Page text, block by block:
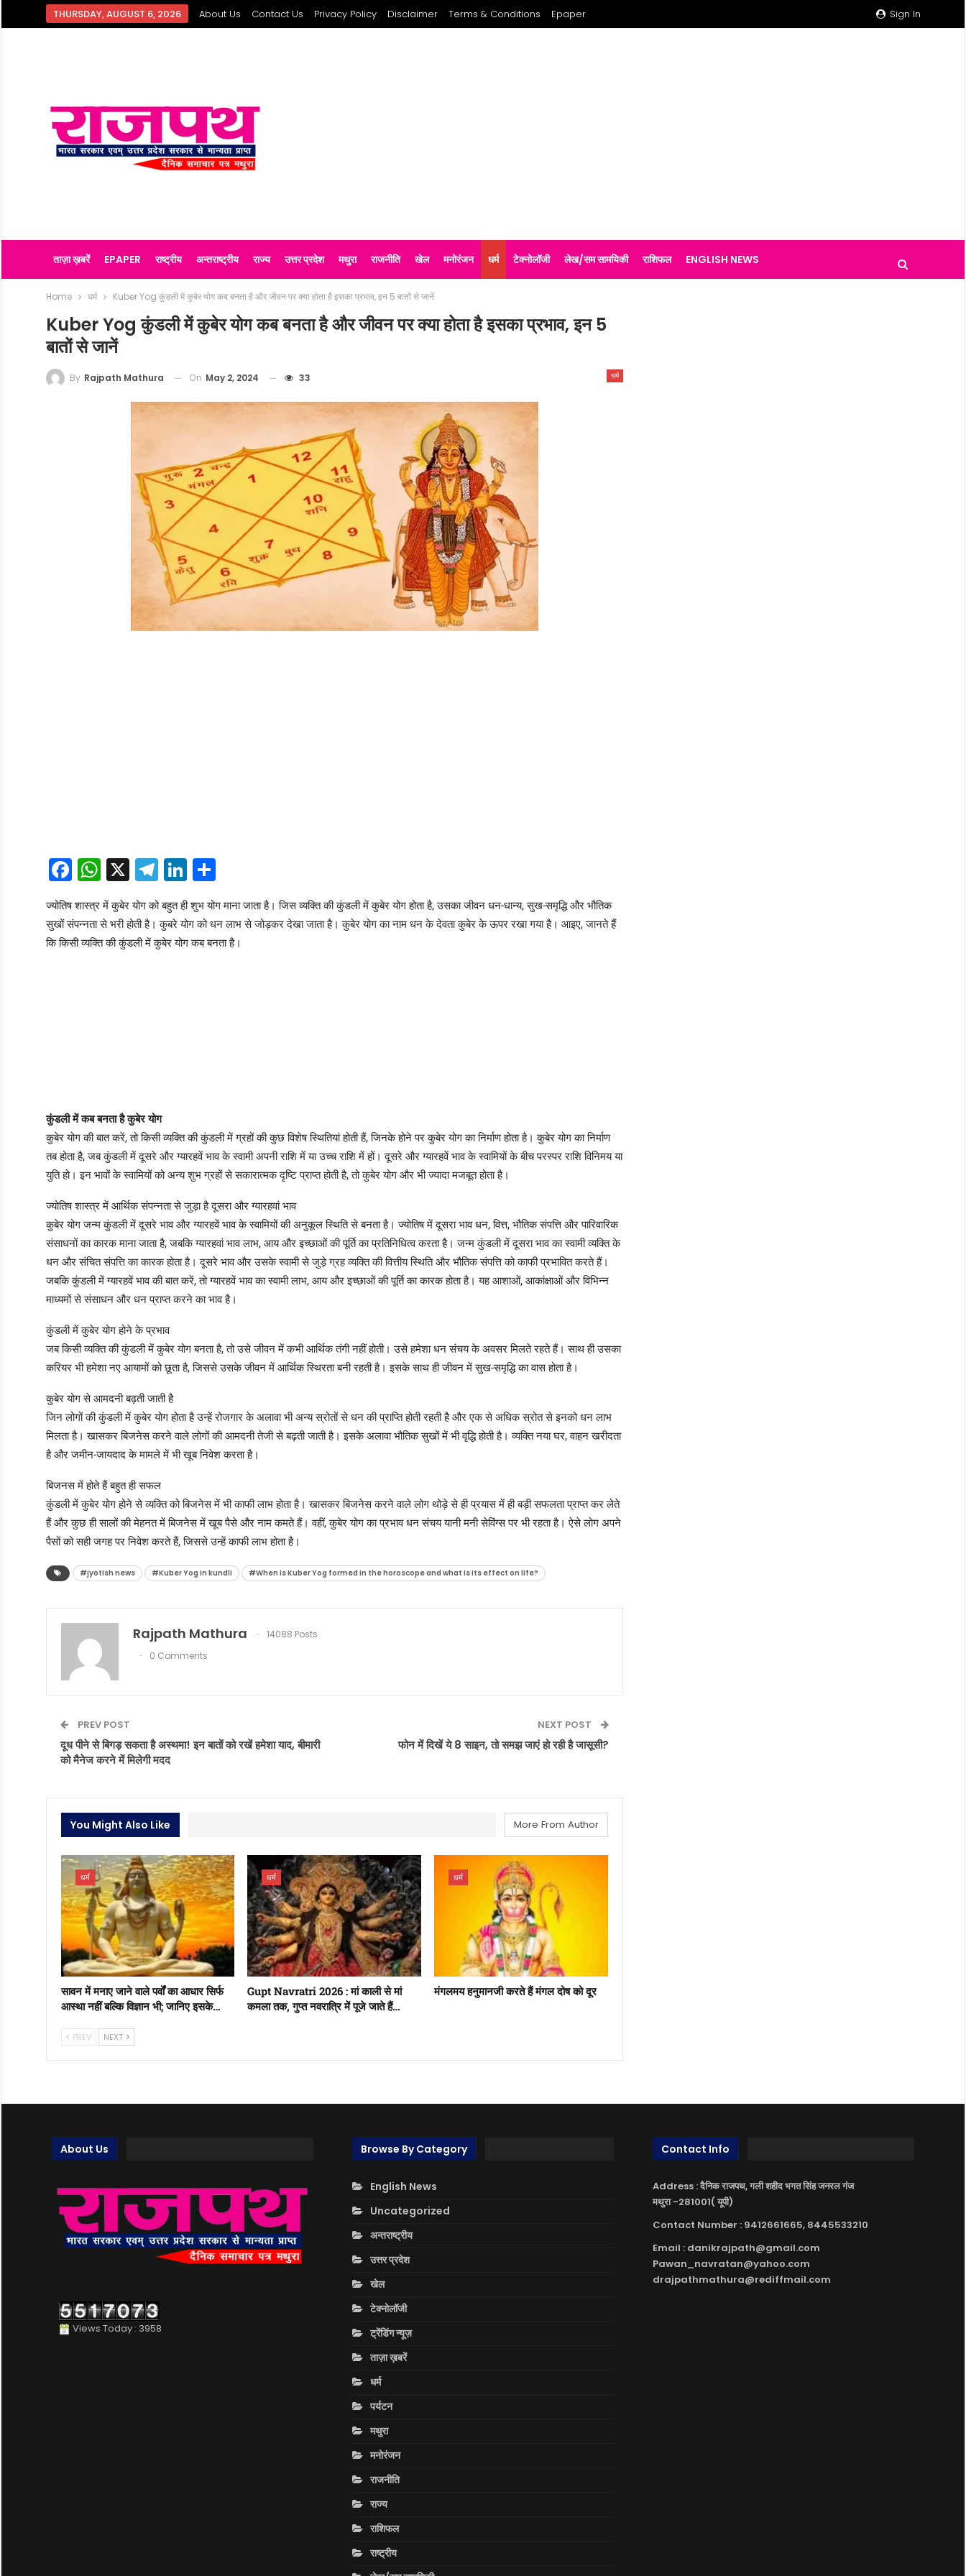
Sign In
THURSDAY, AUGUST 6, 2026 About Us Contact Us Privacy Policy Disclaimer Terms & Conditions Epaper
ताज़ा ख़बरें EPAPER राष्ट्रीय अन्तराष्ट्रीय राज्य उत्तर प्रदेश मथुरा राजनीति खेल मनोरंजन धर्म टेक्नोलॉजी लेख/सम सामयिकी राशिफल ENGLISH NEWS
Home धर्म Kuber Yog कुंडली में कुबेर योग कब बनता है और जीवन पर क्या होता है इसका प्रभाव, इन 5 बातों से जानें
Kuber Yog कुंडली में कुबेर योग कब बनता है और जीवन पर क्या होता है इसका प्रभाव, इन 5
बातों से जानें
धर्म
By Rajpath Mathura On May 2, 2024 33
Facebook
WhatsApp
X Telegram
LinkedIn
Share
ज्योतिष शास्त्र में कुबेर योग को बहुत ही शुभ योग माना जाता है। जिस व्यक्ति की कुंडली में कुबेर योग होता है, उसका जीवन धन-धान्य, सुख-समृद्धि और भौतिक
सुखों संपन्नता से भरी होती है। कुबरे योग को धन लाभ से जोड़कर देखा जाता है। कुबेर योग का नाम धन के देवता कुबेर के ऊपर रखा गया है। आइए, जानते हैं
कि किसी व्यक्ति की कुंडली में कुबेर योग कब बनता है।
कुंडली में कब बनता है कुबेर योग
कुबेर योग की बात करें, तो किसी व्यक्ति की कुंडली में ग्रहों की कुछ विशेष स्थितियां होती हैं, जिनके होने पर कुबेर योग का निर्माण होता है। कुबेर योग का निर्माण
तब होता है, जब कुंडली में दूसरे और ग्यारहवें भाव के स्वामी अपनी राशि में या उच्च राशि में हों। दूसरे और ग्यारहवें भाव के स्वामियों के बीच परस्पर राशि विनिमय या
युति हो। इन भावों के स्वामियों को अन्य शुभ ग्रहों से सकारात्मक दृष्टि प्राप्त होती है, तो कुबेर योग और भी ज्यादा मजबूत होता है।
ज्योतिष शास्त्र में आर्थिक संपन्नता से जुड़ा है दूसरा और ग्यारहवां भाव
कुबेर योग जन्म कुंडली में दूसरे भाव और ग्यारहवें भाव के स्वामियों की अनुकूल स्थिति से बनता है। ज्योतिष में दूसरा भाव धन, वित्त, भौतिक संपत्ति और पारिवारिक
संसाधनों का कारक माना जाता है, जबकि ग्यारहवां भाव लाभ, आय और इच्छाओं की पूर्ति का प्रतिनिधित्व करता है। जन्म कुंडली में दूसरा भाव का स्वामी व्यक्ति के
धन और संचित संपत्ति का कारक होता है। दूसरे भाव और उसके स्वामी से जुड़े ग्रह व्यक्ति की वित्तीय स्थिति और भौतिक संपत्ति को काफी प्रभावित करते हैं।
जबकि कुंडली में ग्यारहवें भाव की बात करें, तो ग्यारहवें भाव का स्वामी लाभ, आय और इच्छाओं की पूर्ति का कारक होता है। यह आशाओं, आकांक्षाओं और विभिन्न
माध्यमों से संसाधन और धन प्राप्त करने का भाव है।
कुंडली में कुबेर योग होने के प्रभाव
जब किसी व्यक्ति की कुंडली में कुबेर योग बनता है, तो उसे जीवन में कभी आर्थिक तंगी नहीं होती। उसे हमेशा धन संचय के अवसर मिलते रहते हैं। साथ ही उसका
करियर भी हमेशा नए आयामों को छूता है, जिससे उसके जीवन में आर्थिक स्थिरता बनी रहती है। इसके साथ ही जीवन में सुख-समृद्धि का वास होता है।
कुबेर योग से आमदनी बढ़ती जाती है
जिन लोगों की कुंडली में कुबेर योग होता है उन्हें रोजगार के अलावा भी अन्य स्रोतों से धन की प्राप्ति होती रहती है और एक से अधिक स्रोत से इनको धन लाभ
मिलता है। खासकर बिजनेस करने वाले लोगों की आमदनी तेजी से बढ़ती जाती है। इसके अलावा भौतिक सुखों में भी वृद्धि होती है। व्यक्ति नया घर, वाहन खरीदता
है और जमीन-जायदाद के मामले में भी खूब निवेश करता है।
बिजनस में होते हैं बहुत ही सफल
कुंडली में कुबेर योग होने से व्यक्ति को बिजनेस में भी काफी लाभ होता है। खासकर बिजनेस करने वाले लोग थोड़े से ही प्रयास में ही बड़ी सफलता प्राप्त कर लेते
हैं और कुछ ही सालों की मेहनत में बिजनेस में खूब पैसे और नाम कमते हैं। वहीं, कुबेर योग का प्रभाव धन संचय यानी मनी सेविंग्स पर भी रहता है। ऐसे लोग अपने
पैसों को सही जगह पर निवेश करते हैं, जिससे उन्हें काफी लाभ होता है।
#jyotish news #Kuber Yog in kundli #When is Kuber Yog formed in the horoscope and what is its effect on life?
Rajpath Mathura
14088 Posts
0 Comments
PREV POST
दूध पीने से बिगड़ सकता है अस्थमा! इन बातों को रखें हमेशा याद, बीमारी
को मैनेज करने में मिलेगी मदद
NEXT POST
फोन में दिखें ये 8 साइन, तो समझ जाएं हो रही है जासूसी?
You Might Also Like More From Author
धर्म
सावन में मनाए जाने वाले पर्वों का आधार सिर्फ
आस्था नहीं बल्कि विज्ञान भी; जानिए इसके…
धर्म
Gupt Navratri 2026 : मां काली से मां
कमला तक, गुप्त नवरात्रि में पूजे जाते हैं…
धर्म
मंगलमय हनुमानजी करते हैं मंगल दोष को दूर
PREV NEXT
About Us
Views Today : 3958
Browse By Category
English News
Uncategorized
अन्तराष्ट्रीय
उत्तर प्रदेश
खेल
टेक्नोलॉजी
ट्रेंडिंग न्यूज़
ताज़ा ख़बरें
धर्म
पर्यटन
मथुरा
मनोरंजन
राजनीति
राज्य
राशिफल
राष्ट्रीय
Contact Info
Address : दैनिक राजपथ, गली शहीद भगत सिंह जनरल गंज
मथुरा -281001( यूपी)
Contact Number : 9412661665, 8445533210
Email : danikrajpath@gmail.com
Pawan_navratan@yahoo.com
drajpathmathura@rediffmail.com